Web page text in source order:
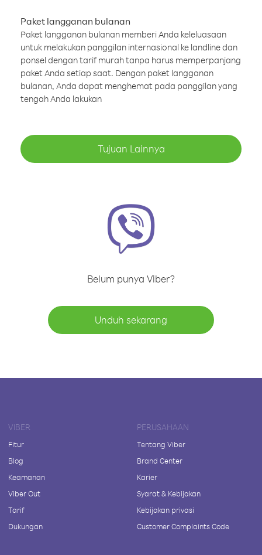
Paket langganan bulanan
Paket langganan bulanan memberi Anda keleluasaan
untuk melakukan panggilan internasional ke landline dan
ponsel dengan tarif murah tanpa harus memperpanjang
paket Anda setiap saat. Dengan paket langganan
bulanan, Anda dapat menghemat pada panggilan yang
tengah Anda lakukan
Tujuan Lainnya
Belum punya Viber?
Unduh sekarang
VIBER
Fitur
Blog
Keamanan
Viber Out
Tarif
Dukungan
PERUSAHAAN
Tentang Viber
Brand Center
Karier
Syarat & Kebijakan
Kebijakan privasi
Customer Complaints Code